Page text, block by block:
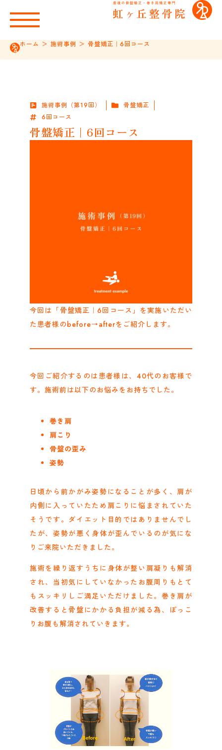
ホーム ＞ 施術事例 ＞ 骨盤矯正｜6回コース
施術事例（第19回）
骨盤矯正
6回コース
骨盤矯正｜6回コース
今回は「骨盤矯正｜6回コース」を実施いただい
た患者様のbefore→afterをご紹介します。
今回ご紹介するのは患者様は、40代のお客様で
す。施術前は以下のお悩みをお持ちでした。
巻き肩
肩こり
骨盤の歪み
姿勢
日頃から前かがみ姿勢になることが多く、肩が
内側に入っていたため肩こりに悩まされていた
そうです。ダイエット目的ではありませんでし
たが、姿勢が悪く身体が歪んでいるのが気にな
りご来院いただきました。
施術を繰り返すうちに身体が整い肩凝りも解消
され、当初気にしていなかったお腹周りもとて
もスッキリしご満足いただけました。巻き肩が
改善すると骨盤にかかる負担が減る為、ぽっこ
りお腹も解消されていきます。